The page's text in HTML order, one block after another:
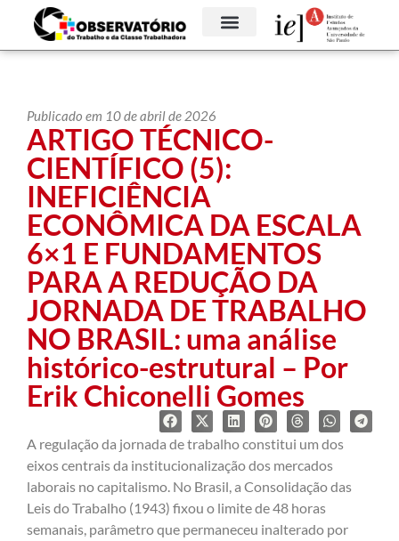
Publicado em 10 de abril de 2026
ARTIGO TÉCNICO-
CIENTÍFICO (5):
INEFICIÊNCIA
ECONÔMICA DA ESCALA
6×1 E FUNDAMENTOS
PARA A REDUÇÃO DA
JORNADA DE TRABALHO
NO BRASIL: uma análise
histórico-estrutural – Por
Erik Chiconelli Gomes
A regulação da jornada de trabalho constitui um dos
eixos centrais da institucionalização dos mercados
laborais no capitalismo. No Brasil, a Consolidação das
Leis do Trabalho (1943) fixou o limite de 48 horas
semanais, parâmetro que permaneceu inalterado por